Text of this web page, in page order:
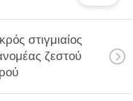
στιγμιαίος
ζεστού